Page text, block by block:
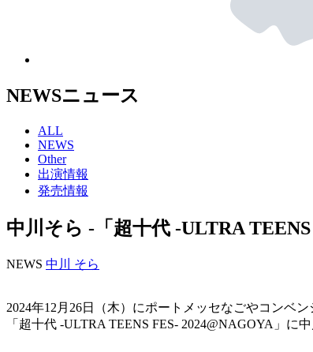
NEWSニュース
ALL
NEWS
Other
出演情報
発売情報
中川そら -「超十代 -ULTRA
NEWS 中川 そら
2024年12月26日（木）にポートメッセなごやコンベ
「超十代 -ULTRA TEENS FES- 2024@NAGOYA」に